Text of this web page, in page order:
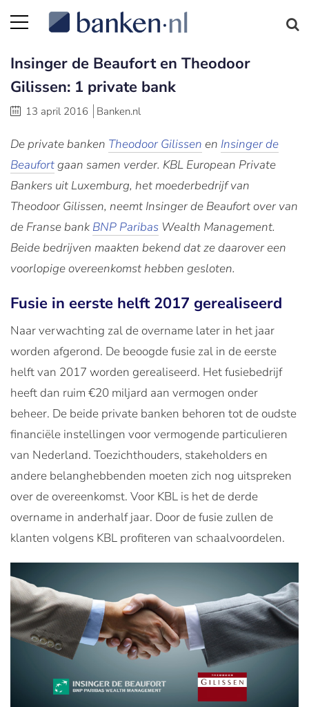
Insinger de Beaufort en Theodoor
Gilissen: 1 private bank
13 april 2016 Banken.nl
De private banken Theodoor Gilissen en Insinger de
Beaufortgaan samen verder. KBL European Private
Bankers uit Luxemburg, het moederbedrijf van
Theodoor Gilissen, neemt Insinger de Beaufort over van
de Franse bank BNP Paribas Wealth Management.
Beide bedrijven maakten bekend dat ze daarover een
voorlopige overeenkomst hebben gesloten.
Fusie in eerste helft 2017 gerealiseerd
Naar verwachting zal de overname later in het jaar
worden afgerond. De beoogde fusie zal in de eerste
helft van 2017 worden gerealiseerd. Het fusiebedrijf
heeft dan ruim €20 miljard aan vermogen onder
beheer. De beide private banken behoren tot de oudste
financiële instellingen voor vermogende particulieren
van Nederland. Toezichthouders, stakeholders en
andere belanghebbenden moeten zich nog uitspreken
over de overeenkomst. Voor KBL is het de derde
overname in anderhalf jaar. Door de fusie zullen de
klanten volgens KBL profiteren van schaalvoordelen.